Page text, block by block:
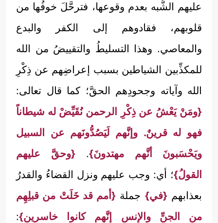
عليهم الشُّبه بعدم وقوعها، فترحَّلَ خوفُها من
قلوبهم، فقادوهم إلى الكفر والبدع
والمعاصي. وهذا التسليطُ والتقييضُ من الله
للمكذِّبين الشياطين بسبب إعراضِهم عن ذِكْرِ
الله وآياته وجحودِهم الحقَّ؛ كما قال تعالى:
{ومَنْ يَعْشُ عن ذِكْرِ الرحمن نُقَيِّضْ له شيطاناً
فهو له قرينٌ. وإنَّهم لَيَصُدُّونَهم عن السبيل
ويَحْسَبونَ أنَّهم مهتدونَ}. {وحقَّ عليهم
القولُ}؛ أي: وجب عليهم ونزل القضاءُ والقدرُ
بعذابهم {في} جملة {أمم قد خَلَتْ من قبلِهِم
من الجنِّ والإنس إنَّهم كانوا خاسرين}: